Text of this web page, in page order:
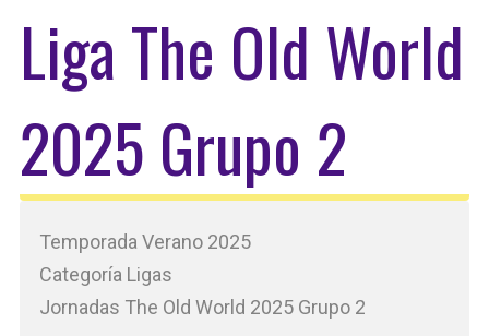
Liga The Old World
2025 Grupo 2
Temporada Verano 2025
Categoría Ligas
Jornadas The Old World 2025 Grupo 2